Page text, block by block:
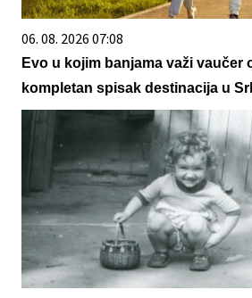
06. 08. 2026 07:08
Evo u kojim banjama važi vaučer
kompletan spisak destinacija u